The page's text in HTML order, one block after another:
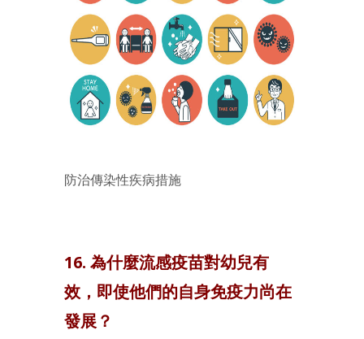
防治傳染性疾病措施
16. 為什麼流感疫苗對幼兒有
效，即使他們的自身免疫力尚在
發展？